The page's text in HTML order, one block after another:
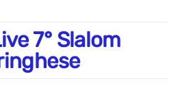
7° Slalom